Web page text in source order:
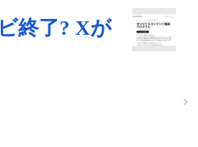
終了? Xが